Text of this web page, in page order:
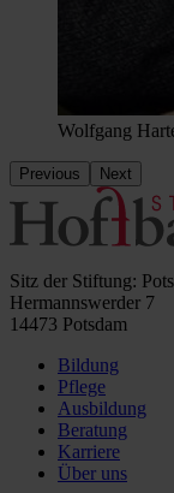
Wolfgang
Previous Next
Sitz der Stiftung:
Hermannswerder 7
14473 Potsdam
Bildung
Pflege
Ausbildung
Beratung
Karriere
Über uns